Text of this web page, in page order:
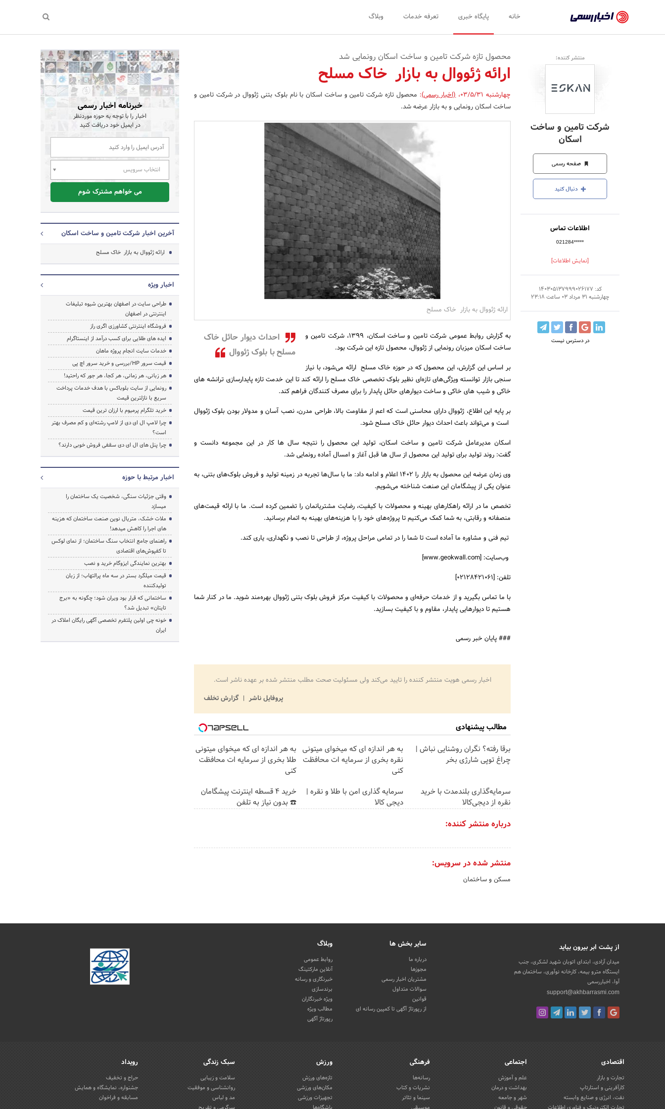
رسمی
-
اخبار
تایید
شرکت‌ها،
سازمان‌ها
و
روابط
عمومی‌ها
خانه پایگاه خبری تعرفه خدمات وبلاگ
منتشر کننده:
شرکت تامین و ساخت
اسکان
صفحه رسمی
دنبال کنید
اطلاعات تماس
021284*****
[نمایش اطلاعات]
کد: 140305137999026177
چهارشنبه 31 مرداد 03 ساعت 23:18
در دسترس نیست
محصول تازه شرکت تامین و ساخت اسکان رونمایی شد
ارائه ژئووال به بازار خاک مسلح
چهارشنبه 03/5/31 ،(اخبار رسمی): محصول تازه شرکت تامین و ساخت اسکان با نام بلوک بتنی ژئووال در شرکت تامین و
ساخت اسکان رونمایی و به بازار عرضه شد.
ارائه ژئووال به بازار خاک مسلح
احداث دیوار حائل خاک
مسلح با بلوک ژئووال
به گزارش روابط عمومی شرکت تامین و ساخت اسکان، 1399، شرکت تامین و
ساخت اسکان میزبان رونمایی از ژئووال، محصول تازه این شرکت بود.
بر اساس این گزارش، این محصول که در حوزه خاک مسلح ارائه می‌شود، با نیاز
سنجی بازار توانسته ویژگی‌های تازه‌ای نظیر بلوک تخصصی خاک مسلح را ارائه کند تا این خدمت تازه پایدارسازی ترانشه های
خاکی و شیب های خاکی و ساخت دیوارهای حائل پایدار را برای مصرف کنندگان فراهم کند.
بر پایه این اطلاع، ژئووال دارای محاسنی است که اعم از مقاومت بالا، طراحی مدرن، نصب آسان و مدولار بودن بلوک ژئووال
است و می‌تواند باعث احداث دیوار حائل خاک مسلح شود.
اسکان مدیرعامل شرکت تامین و ساخت اسکان، تولید این محصول را نتیجه سال ها کار در این مجموعه دانست و
گفت: روند تولید برای تولید این محصول از سال ها قبل آغاز و امسال آماده رونمایی شد.
وی زمان عرضه این محصول به بازار را 1402 اعلام و ادامه داد: ما با سال‌ها تجربه در زمینه تولید و فروش بلوک‌های بتنی، به
عنوان یکی از پیشگامان این صنعت شناخته می‌شویم.
تخصص ما در ارائه راهکارهای بهینه و محصولات با کیفیت، رضایت مشتریانمان را تضمین کرده است. ما با ارائه قیمت‌های
منصفانه و رقابتی، به شما کمک می‌کنیم تا پروژه‌های خود را با هزینه‌های بهینه به اتمام برسانید.
تیم فنی و مشاوره ما آماده است تا شما را در تمامی مراحل پروژه، از طراحی تا نصب و نگهداری، یاری کند.
وب‌سایت: [www.geokwall.com]
تلفن: [02128421061]
با ما تماس بگیرید و از خدمات حرفه‌ای و محصولات با کیفیت مرکز فروش بلوک بتنی ژئووال بهره‌مند شوید. ما در کنار شما
هستیم تا دیوارهایی پایدار، مقاوم و با کیفیت بسازید.
### پایان خبر رسمی
اخبار رسمی هویت منتشر کننده را تایید می‌کند ولی مسئولیت صحت مطلب منتشر شده بر عهده ناشر است.
پروفایل ناشر
گزارش تخلف
مطالب پیشنهادی
برقا رفته؟ نگران روشنایی نباش |
چراغ توپی شارژی بخر
به هر اندازه ای که میخوای میتونی
نقره بخری از سرمایه ات محافظت
کنی
به هر اندازه ای که میخوای میتونی
طلا بخری از سرمایه ات محافظت
کنی
سرمایه‌گذاری بلندمدت با خرید
نقره از دیجی‌کالا
سرمایه گذاری امن با طلا و نقره |
دیجی کالا
خرید 4 قسطه اینترنت پیشگامان
☎️ بدون نیاز به تلفن
درباره منتشر کننده:
منتشر شده در سرویس:
مسکن و ساختمان
خبرنامه اخبار رسمی
اخبار را با توجه به حوزه موردنظر
در ایمیل خود دریافت کنید
انتخاب سرویس
می خواهم مشترک شوم
آخرین اخبار شرکت تامین و ساخت اسکان
ارائه ژئووال به بازار خاک مسلح
اخبار ویژه
طراحی سایت در اصفهان بهترین شیوه تبلیغات
اینترنتی در اصفهان
فروشگاه اینترنتی کشاورزی اگری راز
ایده های طلایی برای کسب درآمد از اینستاگرام
خدمات سایت انجام پروژه ماهان
قیمت سرور HP/بررسی و خرید سرور اچ پی
هر زبانی، هر زمانی، هر کجا، هر جور که راحتید!
رونمایی از سایت بلوباکس با هدف خدمات پرداخت
سریع با نازلترین قیمت
خرید تلگرام پرمیوم با ارزان ترین قیمت
چرا لامپ ال ای دی از لامپ رشته‌ای و کم مصرف بهتر
است؟
چرا پنل های ال ای دی سقفی فروش خوبی دارند؟
اخبار مرتبط با حوزه
وقتی جزئیات سنگی، شخصیت یک ساختمان را
میسازد
ملات خشک، متریال نوین صنعت ساختمان که هزینه‌
های اجرا را کاهش میدهد!
راهنمای جامع انتخاب سنگ ساختمان؛ از نمای لوکس
تا کفپوش‌های اقتصادی
بهترین نمایندگی ایزوگام خرید و نصب
قیمت میلگرد بستر در سه ماه پرالتهاب؛ از زبان
تولیدکننده
ساختمانی که قرار بود ویران شود؛ چگونه به «برج
تایتان» تبدیل شد؟
خونه چی اولین پلتفرم تخصصی آگهی رایگان املاک در
ایران
از پشت ابر بیرون بیاید
میدان آزادی، ابتدای اتوبان شهید لشکری، جنب
ایستگاه مترو بیمه، کارخانه نوآوری، ساختمان هم
آوا، اخباررسمی
support@akhbarrasmi.com
سایر بخش ها
درباره ما
مجوزها
مشتریان اخبار رسمی
سوالات متداول
قوانین
از رپورتاژ آگهی تا کمپین رسانه ای
وبلاگ
روابط عمومی
آنلاین مارکتینگ
خبرنگاری و رسانه
برندسازی
ویژه خبرنگاران
مطالب ویژه
رپورتاژ آگهی
اقتصادی
تجارت و بازار
کارآفرینی و استارتاپ
نفت، انرژی و صنایع وابسته
اجتماعی
علم و آموزش
بهداشت و درمان
شهر و جامعه
فرهنگی
رسانه‌ها
نشریات و کتاب
سینما و تئاتر
ورزش
تازه‌های ورزش
مکان‌های ورزشی
تجهیزات ورزشی
سبک زندگی
سلامت و زیبایی
روانشناسی و موفقیت
مد و لباس
رویداد
حراج و تخفیف
جشنواره، نمایشگاه و همایش
مسابقه و فراخوان